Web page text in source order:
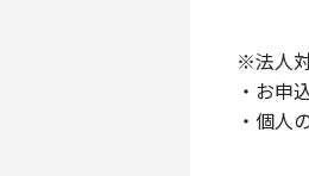
※法人
・お申
・個人